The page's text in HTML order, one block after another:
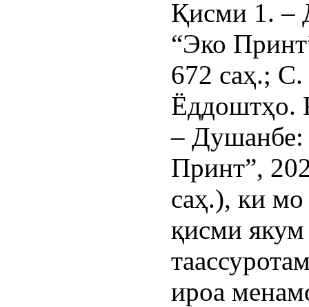
Қисми 1. –
“Эко
672 cаҳ.;
Ёддоштҳо.
– Душанбе:
Принт”,
cаҳ.), ки
қисми якум
ироа